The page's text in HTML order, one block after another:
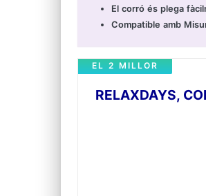
El corró és plega
Compatible amb
RELAXDAYS,
EL 2 MILLOR